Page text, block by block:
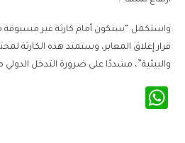
واستكمل “سنكون أمام كارثة غير مسبوقة
قرار إغلاق المعابر، وستمتد هذه الكارثة
والبيئية”، مشددًا على ضرورة التدخل